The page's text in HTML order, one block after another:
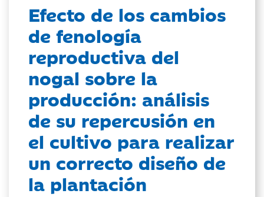
Efecto de los cambios
de fenología
reproductiva del
nogal sobre la
producción: análisis
de su repercusión en
el cultivo para realizar
un correcto diseño de
la plantación